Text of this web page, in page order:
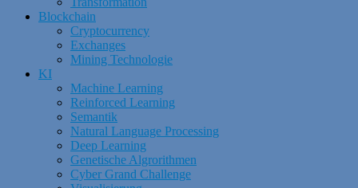
Blockchain
Cryptocurrency
Exchanges
Mining Technologie
KI
Machine Learning
Reinforced Learning
Semantik
Natural Language Processing
Deep Learning
Genetische Algrorithmen
Cyber Grand Challenge